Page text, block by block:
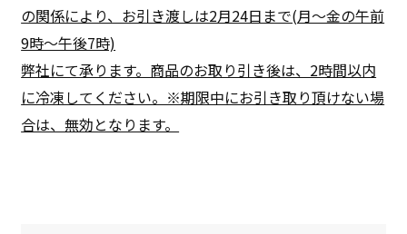
の関係により、お引き渡しは2月24日まで(月〜金の午前
9時〜午後7時)
弊社にて承ります。商品のお取り引き後は、2時間以内
に冷凍してください。※期限中にお引き取り頂けない場
合は、無効となります。